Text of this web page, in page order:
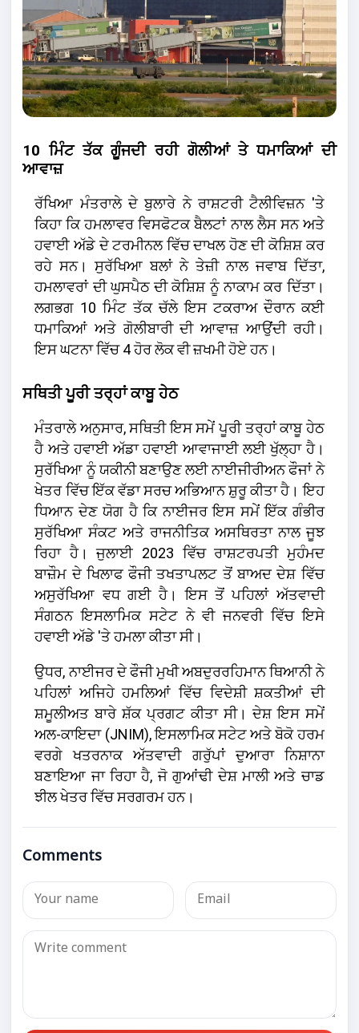
10 ਮਿੰਟ ਤੱਕ ਗੂੰਜਦੀ ਰਹੀ ਗੋਲੀਆਂ ਤੇ ਧਮਾਕਿਆਂ ਦੀ
ਆਵਾਜ਼
ਰੱਖਿਆ ਮੰਤਰਾਲੇ ਦੇ ਬੁਲਾਰੇ ਨੇ ਰਾਸ਼ਟਰੀ ਟੈਲੀਵਿਜ਼ਨ 'ਤੇ
ਕਿਹਾ ਕਿ ਹਮਲਾਵਰ ਵਿਸਫੋਟਕ ਬੈਲਟਾਂ ਨਾਲ ਲੈਸ ਸਨ ਅਤੇ
ਹਵਾਈ ਅੱਡੇ ਦੇ ਟਰਮੀਨਲ ਵਿੱਚ ਦਾਖਲ ਹੋਣ ਦੀ ਕੋਸ਼ਿਸ਼ ਕਰ
ਰਹੇ ਸਨ। ਸੁਰੱਖਿਆ ਬਲਾਂ ਨੇ ਤੇਜ਼ੀ ਨਾਲ ਜਵਾਬ ਦਿੱਤਾ,
ਹਮਲਾਵਰਾਂ ਦੀ ਘੁਸਪੈਠ ਦੀ ਕੋਸ਼ਿਸ਼ ਨੂੰ ਨਾਕਾਮ ਕਰ ਦਿੱਤਾ।
ਲਗਭਗ 10 ਮਿੰਟ ਤੱਕ ਚੱਲੇ ਇਸ ਟਕਰਾਅ ਦੌਰਾਨ ਕਈ
ਧਮਾਕਿਆਂ ਅਤੇ ਗੋਲੀਬਾਰੀ ਦੀ ਆਵਾਜ਼ ਆਉਂਦੀ ਰਹੀ।
ਇਸ ਘਟਨਾ ਵਿੱਚ 4 ਹੋਰ ਲੋਕ ਵੀ ਜ਼ਖਮੀ ਹੋਏ ਹਨ।
ਸਥਿਤੀ ਪੂਰੀ ਤਰ੍ਹਾਂ ਕਾਬੂ ਹੇਠ
ਮੰਤਰਾਲੇ ਅਨੁਸਾਰ, ਸਥਿਤੀ ਇਸ ਸਮੇਂ ਪੂਰੀ ਤਰ੍ਹਾਂ ਕਾਬੂ ਹੇਠ
ਹੈ ਅਤੇ ਹਵਾਈ ਅੱਡਾ ਹਵਾਈ ਆਵਾਜਾਈ ਲਈ ਖੁੱਲ੍ਹਾ ਹੈ।
ਸੁਰੱਖਿਆ ਨੂੰ ਯਕੀਨੀ ਬਣਾਉਣ ਲਈ ਨਾਈਜੀਰੀਅਨ ਫੌਜਾਂ ਨੇ
ਖੇਤਰ ਵਿੱਚ ਇੱਕ ਵੱਡਾ ਸਰਚ ਅਭਿਆਨ ਸ਼ੁਰੂ ਕੀਤਾ ਹੈ। ਇਹ
ਧਿਆਨ ਦੇਣ ਯੋਗ ਹੈ ਕਿ ਨਾਈਜਰ ਇਸ ਸਮੇਂ ਇੱਕ ਗੰਭੀਰ
ਸੁਰੱਖਿਆ ਸੰਕਟ ਅਤੇ ਰਾਜਨੀਤਿਕ ਅਸਥਿਰਤਾ ਨਾਲ ਜੂਝ
ਰਿਹਾ ਹੈ। ਜੁਲਾਈ 2023 ਵਿੱਚ ਰਾਸ਼ਟਰਪਤੀ ਮੁਹੰਮਦ
ਬਾਜ਼ੌਮ ਦੇ ਖਿਲਾਫ ਫੌਜੀ ਤਖਤਾਪਲਟ ਤੋਂ ਬਾਅਦ ਦੇਸ਼ ਵਿੱਚ
ਅਸੁਰੱਖਿਆ ਵਧ ਗਈ ਹੈ। ਇਸ ਤੋਂ ਪਹਿਲਾਂ ਅੱਤਵਾਦੀ
ਸੰਗਠਨ ਇਸਲਾਮਿਕ ਸਟੇਟ ਨੇ ਵੀ ਜਨਵਰੀ ਵਿੱਚ ਇਸੇ
ਹਵਾਈ ਅੱਡੇ 'ਤੇ ਹਮਲਾ ਕੀਤਾ ਸੀ।
ਉਧਰ, ਨਾਈਜਰ ਦੇ ਫੌਜੀ ਮੁਖੀ ਅਬਦੁਰਰਹਿਮਾਨ ਥਿਆਨੀ ਨੇ
ਪਹਿਲਾਂ ਅਜਿਹੇ ਹਮਲਿਆਂ ਵਿੱਚ ਵਿਦੇਸ਼ੀ ਸ਼ਕਤੀਆਂ ਦੀ
ਸ਼ਮੂਲੀਅਤ ਬਾਰੇ ਸ਼ੱਕ ਪ੍ਰਗਟ ਕੀਤਾ ਸੀ। ਦੇਸ਼ ਇਸ ਸਮੇਂ
ਅਲ-ਕਾਇਦਾ (JNIM), ਇਸਲਾਮਿਕ ਸਟੇਟ ਅਤੇ ਬੋਕੋ ਹਰਮ
ਵਰਗੇ ਖਤਰਨਾਕ ਅੱਤਵਾਦੀ ਗਰੁੱਪਾਂ ਦੁਆਰਾ ਨਿਸ਼ਾਨਾ
ਬਣਾਇਆ ਜਾ ਰਿਹਾ ਹੈ, ਜੋ ਗੁਆਂਢੀ ਦੇਸ਼ ਮਾਲੀ ਅਤੇ ਚਾਡ
ਝੀਲ ਖੇਤਰ ਵਿੱਚ ਸਰਗਰਮ ਹਨ।
Comments